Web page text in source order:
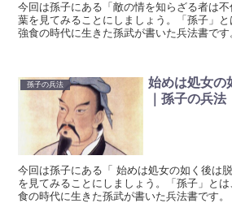
今回は孫子にある「敵の情を知らざる者は
葉を見てみることにしましょう。「孫子」
強食の時代に生きた孫武が書いた兵法書です
孫子の兵法
始めは処女の
｜孫子の兵法
今回は孫子にある「 始めは処女の如く後は
を見てみることにしましょう。「孫子」と
食の時代に生きた孫武が書いた兵法書です。